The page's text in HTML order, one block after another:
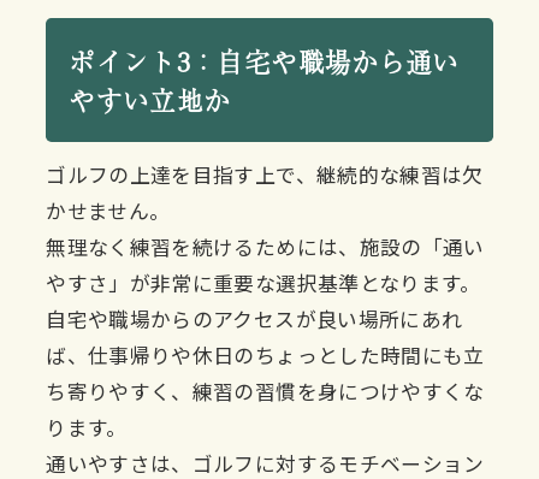
ポイント3：自宅や職場から通い
やすい立地か
ゴルフの上達を目指す上で、継続的な練習は欠
かせません。
無理なく練習を続けるためには、施設の「通い
やすさ」が非常に重要な選択基準となります。
自宅や職場からのアクセスが良い場所にあれ
ば、仕事帰りや休日のちょっとした時間にも立
ち寄りやすく、練習の習慣を身につけやすくな
ります。
通いやすさは、ゴルフに対するモチベーション